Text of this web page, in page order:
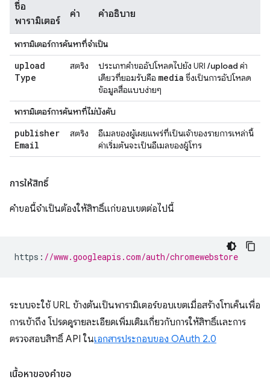
ชื่อ
พารามิเตอร์
ค่า คำอธิบาย
พารามิเตอร์การค้นหาที่จำเป็น
upload
Type
สตริง ประเภทคำขออัปโหลดไปยัง URI /upload ค่า
เดียวที่ยอมรับคือ media ซึ่งเป็นการอัปโหลด
ข้อมูลสื่อแบบง่ายๆ
พารามิเตอร์การค้นหาที่ไม่บังคับ
publisher
Email
สตริง
อีเมลของผู้เผยแพร่ที่เป็นเจ้าของรายการเหล่านี้
ค่าเริ่มต้นจะเป็นอีเมลของผู้โทร
การให้สิทธิ์
คำขอนี้จำเป็นต้องให้สิทธิ์แก่ขอบเขตต่อไปนี้
https : //www.googleapis.com/auth/chromewebstore
ระบบจะใช้ URL ข้างต้นเป็นพารามิเตอร์ขอบเขตเมื่อสร้างโทเค็นเพื่อ
การเข้าถึง โปรดดูรายละเอียดเพิ่มเติมเกี่ยวกับการให้สิทธิ์และการ
ตรวจสอบสิทธิ์ API ในเอกสารประกอบของ OAuth 2.0
เนื้อหาของคำขอ